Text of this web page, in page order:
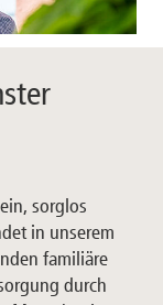
sorglos
in unserem
familiäre
durch